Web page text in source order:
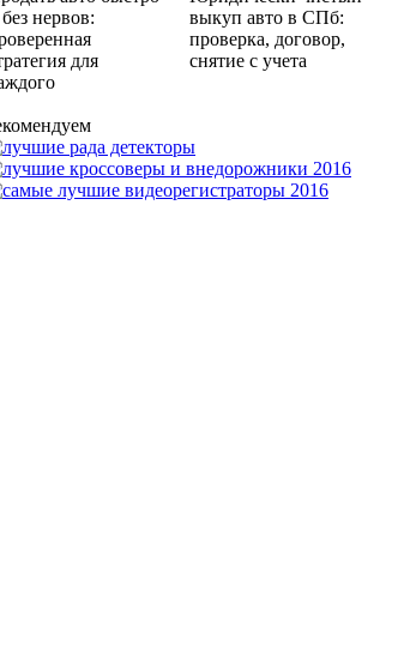
нервов:
для
выкуп авто в СПб:
проверка, договор,
снятие с учета